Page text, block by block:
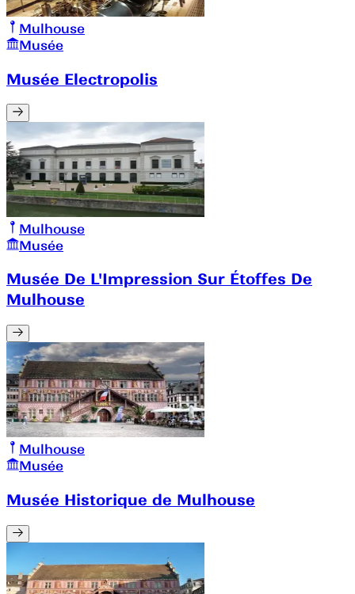
Mulhouse
Musée
Musée Electropolis
Mulhouse
Musée
Musée De L'Impression Sur Étoffes De
Mulhouse
Mulhouse
Musée
Musée Historique de Mulhouse